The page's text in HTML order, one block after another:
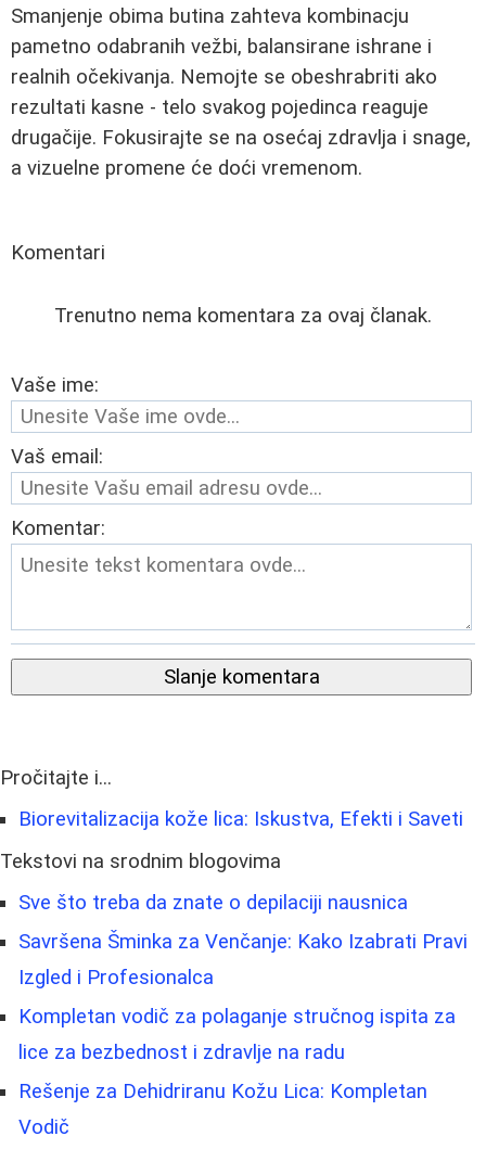
Smanjenje obima butina zahteva kombinacju
pametno odabranih vežbi, balansirane ishrane i
realnih očekivanja. Nemojte se obeshrabriti ako
rezultati kasne - telo svakog pojedinca reaguje
drugačije. Fokusirajte se na osećaj zdravlja i snage,
a vizuelne promene će doći vremenom.
Komentari
Trenutno nema komentara za ovaj članak.
Vaše ime:
Vaš email:
Komentar:
Slanje komentara
Pročitajte i...
Biorevitalizacija kože lica: Iskustva, Efekti i Saveti
Tekstovi na srodnim blogovima
Sve što treba da znate o depilaciji nausnica
Savršena Šminka za Venčanje: Kako Izabrati Pravi
Izgled i Profesionalca
Kompletan vodič za polaganje stručnog ispita za
lice za bezbednost i zdravlje na radu
Rešenje za Dehidriranu Kožu Lica: Kompletan
Vodič